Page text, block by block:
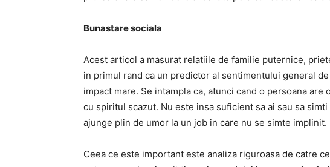
Bunastare sociala
Acest articol a masurat relatiile de familie puternice,
in primul rand ca un predictor al sentimentului general
impact mare. Se intampla ca, atunci cand o persoana are
cu spiritul scazut. Nu este insa suficient sa ai sau sa
ajunge plin de umor la un job in care nu se simte implinit.
Ceea ce este important este analiza riguroasa de catre